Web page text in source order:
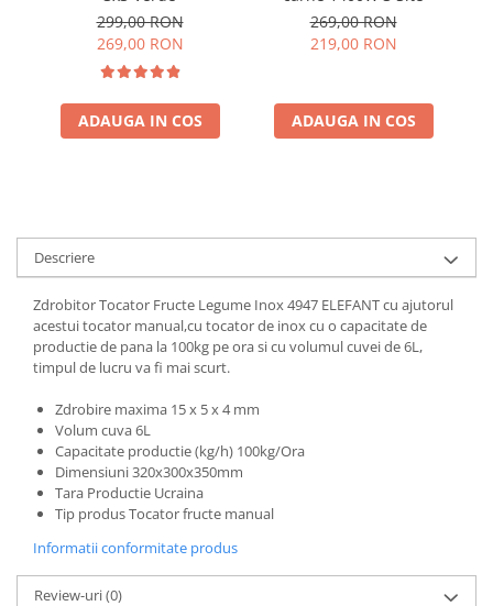
299,00 RON
269,00 RON
ADAUGA IN COS
269,00 RON
219,00 RON
ADAUGA IN COS
Descriere
Zdrobitor Tocator Fructe Legume Inox 4947 ELEFANT cu ajutorul
acestui tocator manual,cu tocator de inox cu o capacitate de
productie de pana la 100kg pe ora si cu volumul cuvei de 6L,
timpul de lucru va fi mai scurt.
Zdrobire maxima 15 x 5 x 4 mm
Volum cuva 6L
Capacitate productie (kg/h) 100kg/Ora
Dimensiuni 320x300x350mm
Tara Productie Ucraina
Tip produs Tocator fructe manual
Informatii conformitate produs
Review-uri(0)